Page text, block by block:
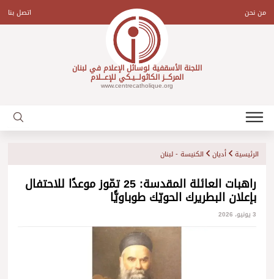
contentمن نحن اتصل بنا
اللجنة الأسقفية لوسائل الإعلام في لبنان
المركـــز الكاثولـــيـكي للإعـــلام
www.centrecatholique.org
الرئيسية أديان الكنيسة - لبنان
راهبات العائلة المقدسة: 25 تمّوز موعدًا للاحتفال
بإعلان البطريرك الحويّك طوباويًّا
3 يونيو، 2026